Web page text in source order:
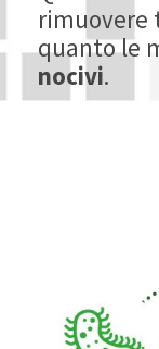
quanto le
nocivi.